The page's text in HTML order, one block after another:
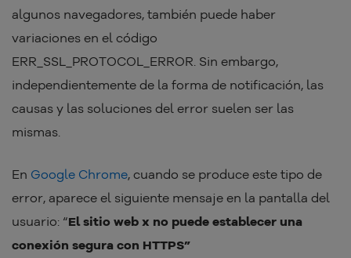
algunos navegadores, también puede haber
variaciones en el código
ERR_SSL_PROTOCOL_ERROR. Sin embargo,
independientemente de la forma de notificación, las
causas y las soluciones del error suelen ser las
mismas.
En Google Chrome, cuando se produce este tipo de
error, aparece el siguiente mensaje en la pantalla del
usuario: “El sitio web x no puede establecer una
conexión segura con HTTPS”